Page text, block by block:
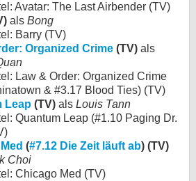
Avatar: The Last Airbender (TV)
als Bong
Barry (TV)
Organized Crime (TV) als
Law & Order: Organized Crime
& #3.17 Blood Ties) (TV)
Leap (TV) als Louis Tann
Quantum Leap (#1.10 Paging Dr.
(#7.12 Die Zeit läuft ab) (TV)
Choi
Chicago Med (TV)